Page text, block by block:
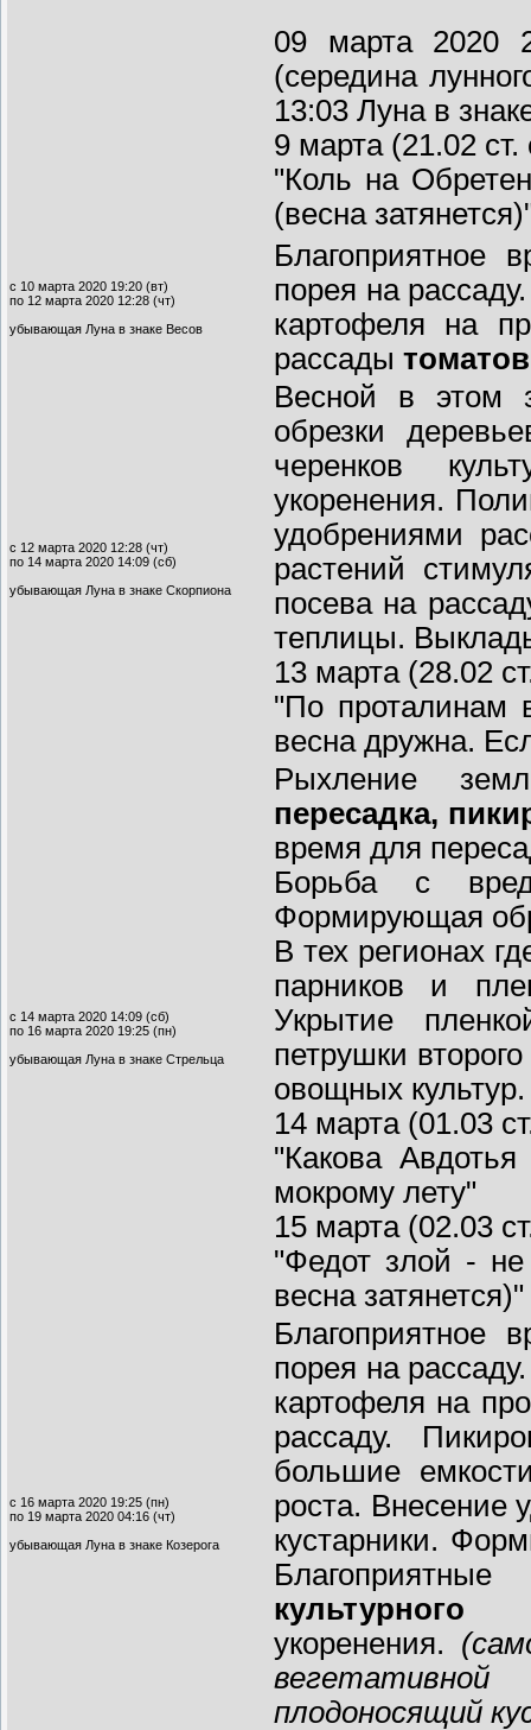
09 марта 2020
(середина
13:03 Луна в
9 марта (21.02
"Коль на
(весна
с 10 марта 2020 19:20 (вт)
по 12 марта 2020 12:28 (чт)
убывающая Луна в знаке Весов
Благоприятное
порея на
картофеля на
рассады
с 12 марта 2020 12:28 (чт)
по 14 марта 2020 14:09 (сб)
убывающая Луна в знаке Скорпиона
Весной в этом
обрезки
черенков
укоренения.
удобрениями
растений
посева на
теплицы.
13 марта (28.02
"По проталинам
весна дружна.
с 14 марта 2020 14:09 (сб)
по 16 марта 2020 19:25 (пн)
убывающая Луна в знаке Стрельца
Рыхление
пересадка,
время для
Борьба с
Формирующая
В тех регионах
парников и
Укрытие
петрушки
овощных культур.
14 марта (01.03
"Какова
мокрому лету"
15 марта (02.03
"Федот злой - не
весна затянется)"
с 16 марта 2020 19:25 (пн)
по 19 марта 2020 04:16 (чт)
убывающая Луна в знаке Козерога
Благоприятное
порея на
картофеля на
рассаду.
большие
роста. Внесение
кустарники.
культурного
укоренения.
плодоносящий